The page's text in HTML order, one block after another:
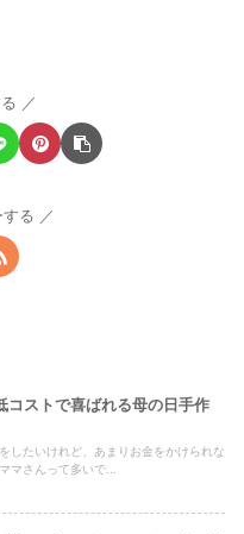
る
コストで喜ばれる母の日手作
したいけれど、あまりお金をかけられな
マさんって多いで...